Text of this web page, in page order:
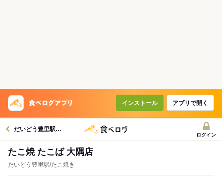
インストール アプリで開く
だいどう豊里駅グルメへ
ログイン
たこ焼 たこば 大隅店
だいどう豊里駅/たこ焼き